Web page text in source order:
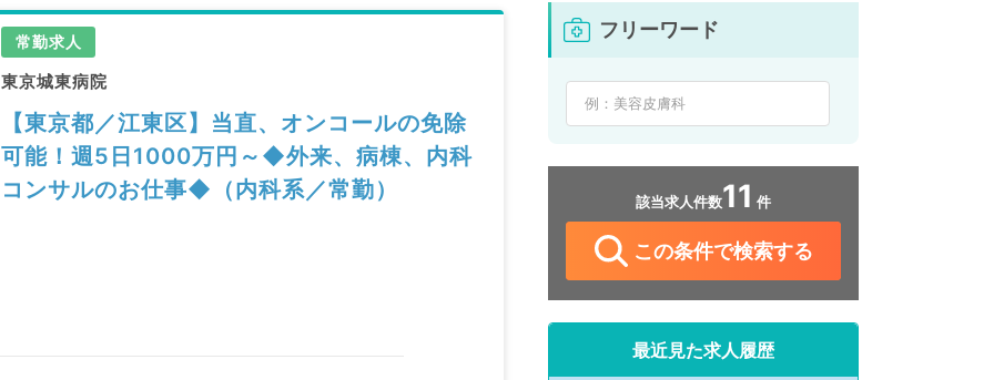
常勤求人
東京城東病院
【東京都／江東区】当直、オンコールの免除
可能！週5日1000万円～◆外来、病棟、内科
コンサルのお仕事◆（内科系／常勤）
フリーワード
該当求人件数11 件
この条件で検索する
最近見た求人履歴